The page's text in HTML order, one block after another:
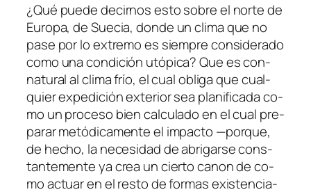
¿Qué pue­de de­cir­nos es­to so­bre el nor­te de
Europa, deSuecia, don­de un cli­ma que no
pa­se por lo ex­tre­mo es siem­pre con­si­de­ra­do
co­mo una con­di­ción utó­pi­ca? Que es con­
na­tu­ral al cli­ma frío, el cual obli­ga que cual­
quier ex­pe­di­ción ex­te­rior sea pla­ni­fi­ca­da co­
mo un pro­ce­so bien cal­cu­la­do en el cual pre­
pa­rar me­tó­di­ca­men­te el im­pac­to —por­que,
de he­cho, la ne­ce­si­dad de abri­gar­se cons­
tan­te­men­te ya crea un cier­to ca­non de co­
mo ac­tuar en el res­to de for­mas exis­ten­cia­